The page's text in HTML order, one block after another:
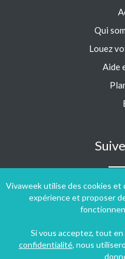
Vivaweek utilise des cookies
expérience et proposer
Si vous acceptez, tout
confidentialité, nous
Qui
Louez
Aide